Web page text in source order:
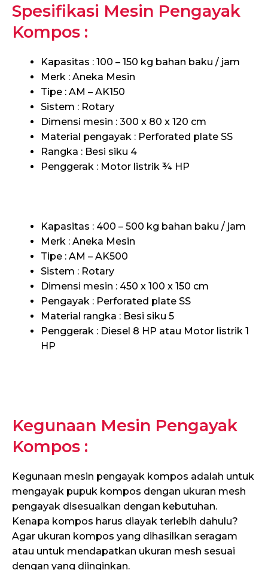
Spesifikasi Mesin Pengayak
Kompos :
Kapasitas : 100 – 150 kg bahan baku / jam
Merk : Aneka Mesin
Tipe : AM – AK150
Sistem : Rotary
Dimensi mesin : 300 x 80 x 120 cm
Material pengayak : Perforated plate SS
Rangka : Besi siku 4
Penggerak : Motor listrik ¾ HP
Kapasitas : 400 – 500 kg bahan baku / jam
Merk : Aneka Mesin
Tipe : AM – AK500
Sistem : Rotary
Dimensi mesin : 450 x 100 x 150 cm
Pengayak : Perforated plate SS
Material rangka : Besi siku 5
Penggerak : Diesel 8 HP atau Motor listrik 1
HP
Kegunaan Mesin Pengayak
Kompos :
Kegunaan mesin pengayak kompos adalah untuk
mengayak pupuk kompos dengan ukuran mesh
pengayak disesuaikan dengan kebutuhan.
Kenapa kompos harus diayak terlebih dahulu?
Agar ukuran kompos yang dihasilkan seragam
atau untuk mendapatkan ukuran mesh sesuai
dengan yang diinginkan.